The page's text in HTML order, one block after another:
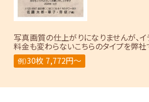
写真画質の仕上がりになりませんが、
料金も変わらないこちらのタイプを弊社
例）30枚 7,772円～